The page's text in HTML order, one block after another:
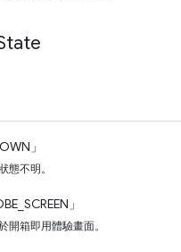
」
態不明。
」
開箱即用體驗畫面。